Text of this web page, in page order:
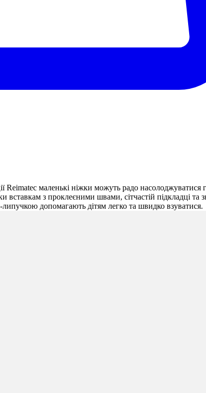
Reimatec маленькі ніжки можуть радо
вставкам з проклеєними швами, сітчастій підкладці та
липучкою допомагають дітям легко та швидко взуватися.